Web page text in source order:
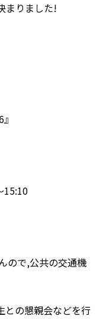
まりました!
15:10
ので,公共の交通機
との懇親会などを行